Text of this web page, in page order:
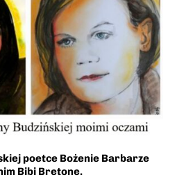
poetce Bożenie Barbarze
Bibi Bretone.